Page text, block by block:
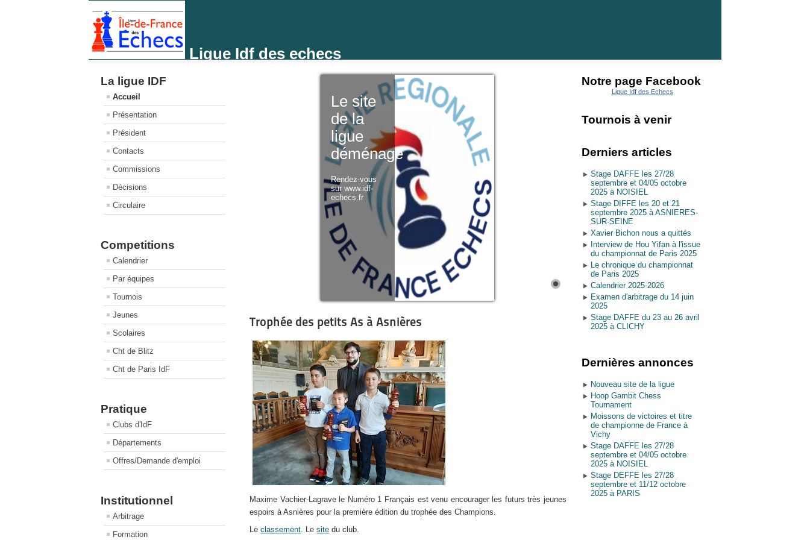
Ligue Idf des echecs
La ligue IDF
Accueil
Présentation
Président
Contacts
Commissions
Décisions
Circulaire
Competitions
Calendrier
Par équipes
Tournois
Jeunes
Scolaires
Cht de Blitz
Cht de Paris IdF
Pratique
Clubs d'IdF
Départements
Offres/Demande d'emploi
Institutionnel
Arbitrage
Formation
Le site
de la
ligue
déménage
Rendez-vous
sur www.idf-
echecs.fr
Trophée des petits As à Asnières
Maxime Vachier-Lagrave le Numéro 1 Français est venu encourager les futurs très jeunes
espoirs à Asnières pour la première édition du trophée des Champions.
Leclassement . Lesite du club.
Notre page Facebook
Ligue Idf des Echecs
Tournois à venir
Derniers articles
Stage DAFFE les 27/28
septembre et 04/05 octobre
2025 à NOISIEL
Stage DIFFE les 20 et 21
septembre 2025 à ASNIERES-
SUR-SEINE
Xavier Bichon nous a quittés
Interview de Hou Yifan à l'issue
du championnat de Paris 2025
Le chronique du championnat
de Paris 2025
Calendrier 2025-2026
Examen d'arbitrage du 14 juin
2025
Stage DAFFE du 23 au 26 avril
2025 à CLICHY
Dernières annonces
Nouveau site de la ligue
Hoop Gambit Chess
Tournament
Moissons de victoires et titre
de championne de France à
Vichy
Stage DAFFE les 27/28
septembre et 04/05 octobre
2025 à NOISIEL
Stage DEFFE les 27/28
septembre et 11/12 octobre
2025 à PARIS